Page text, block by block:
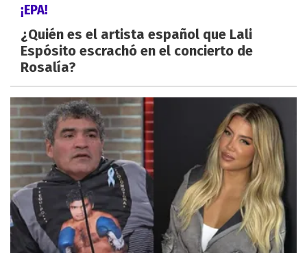
¡EPA!
¿Quién es el artista español que Lali
Espósito escrachó en el concierto de
Rosalía?